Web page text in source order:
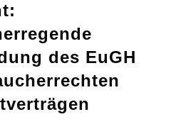
des EuGH